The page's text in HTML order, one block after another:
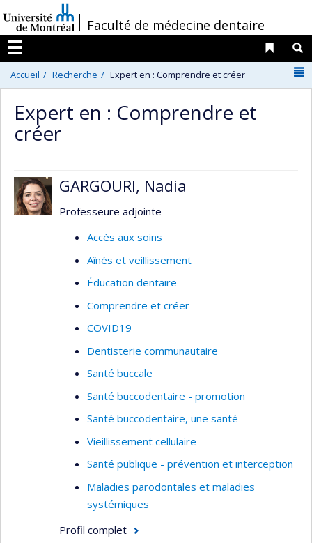
au
contenu
/Faculté de médecine dentaire
Menu
Liens
Accueil Recherche Expert en : Comprendre et créer
Expert en : Comprendre et
créer
GARGOURI, Nadia
Professeure adjointe
Accès aux soins
Aînés et veillissement
Éducation dentaire
Comprendre et créer
COVID19
Dentisterie communautaire
Santé buccale
Santé buccodentaire - promotion
Santé buccodentaire, une santé
Vieillissement cellulaire
Santé publique - prévention et interception
Maladies parodontales et maladies
systémiques
Profil complet